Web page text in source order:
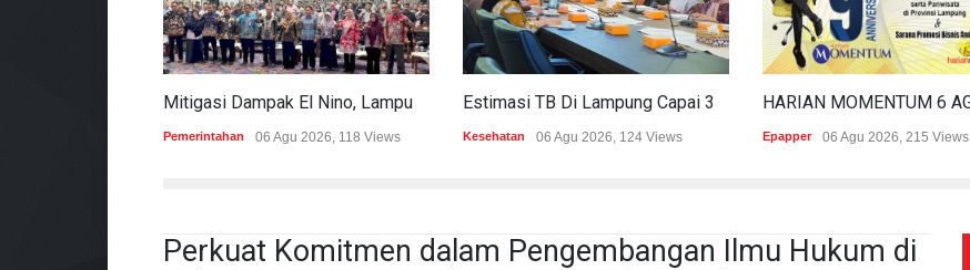
Pemerintahan 06 Agu 2026, 118 Views Kesehatan 06 Agu 2026, 124 Views Epapper 06 Agu 2026, 215 Views
Perkuat Komitmen dalam Pengembangan Ilmu Hukum di